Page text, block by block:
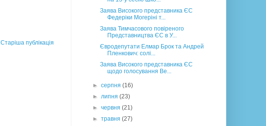
Старіша публікація
Заява Високого представника ЄС
Федеріки Могеріні т...
Заява Тимчасового повіреного
Представництва ЄС в У...
Євродепутати Елмар Брок та Андрей
Пленкович: солі...
Заява Високого представника ЄС
щодо голосування Ве...
►серпня(16)
►липня(23)
►червня(21)
►травня(27)